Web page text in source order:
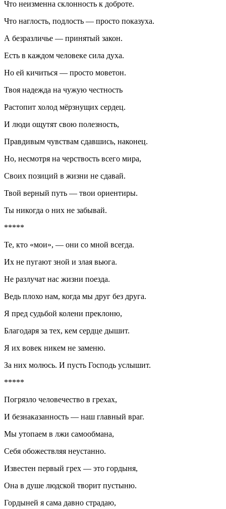
Что неизменна склонность к доброте.
Что наглость, подлость — просто показуха.
А безразличье — принятый закон.
Есть в каждом человеке сила духа.
Но ей кичиться — просто моветон.
Твоя надежда на чужую честность
Растопит холод мёрзнущих сердец.
И люди ощутят свою полезность,
Правдивым чувствам сдавшись, наконец.
Но, несмотря на черствость всего мира,
Своих позиций в жизни не сдавай.
Твой верный путь — твои ориентиры.
Ты никогда о них не забывай.
*****
Те, кто «мои», — они со мной всегда.
Их не пугают зной и злая вьюга.
Не разлучат нас жизни поезда.
Ведь плохо нам, когда мы друг без друга.
Я пред судьбой колени преклоню,
Благодаря за тех, кем сердце дышит.
Я их вовек никем не заменю.
За них молюсь. И пусть Господь услышит.
*****
Погрязло человечество в грехах,
И безнаказанность — наш главный враг.
Мы утопаем в лжи самообмана,
Себя обожествляя неустанно.
Известен первый грех — это гордыня,
Она в душе людской творит пустыню.
Гордыней я сама давно страдаю,